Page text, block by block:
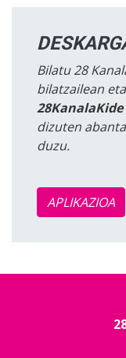
Bilatu 28
bilatzailean
28KanalaKide
dizuten
duzu.
APLIKAZIOA